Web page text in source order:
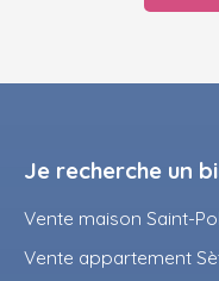
Je recherche un
Vente maison Saint-
Vente appartement